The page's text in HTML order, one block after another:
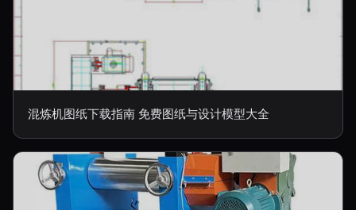
混炼机图纸下载指南 免费图纸与设计模型大全